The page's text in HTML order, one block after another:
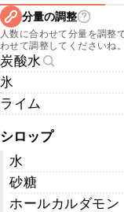
分量の調整
人数に合わせて分量を調整
わせて調整してくださいね。
炭酸水
氷
ライム
シロップ
水
砂糖
ホールカルダモン